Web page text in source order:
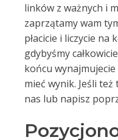
linków z ważnych i
zaprzątamy wam
płacicie i liczycie
gdybyśmy
końcu wynajmujecie
mieć wynik. Jeśli
nas lub napisz